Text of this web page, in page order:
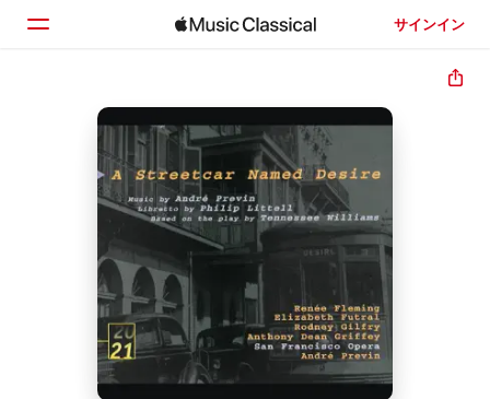
サインイン
ホーム
見つける
検索